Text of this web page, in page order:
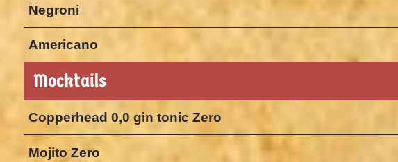
Negroni
Americano
Mocktails
Copperhead 0,0 gin tonic Zero
Mojito Zero